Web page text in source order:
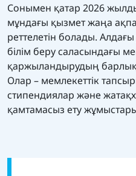
Сонымен қатар 2026
мұндағы қызмет жаңа
реттелетін болады.
білім беру саласындағы
қаржыландырудың барлық
Олар – мемлекеттік
стипендиялар және
қамтамасыз ету